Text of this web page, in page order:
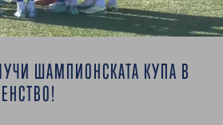
ШАМПИОНСКАТА КУПА В